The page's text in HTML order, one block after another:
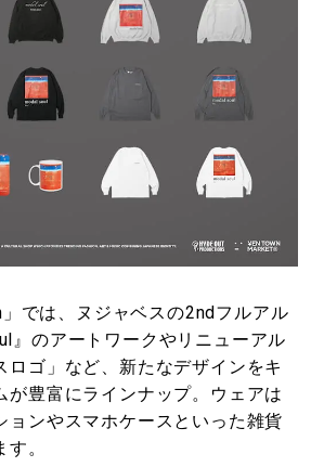
では、ヌジャベスの2ndフルアル
』のアートワークやリニューアル
ロゴ」など、新たなデザインをキ
が豊富にラインナップ。ウェアは
ョンやスマホケースといった雑貨
。